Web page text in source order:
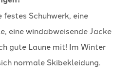
Schuhwerk, eine
eine windabweisende Jacke
gute Laune mit! Im Winter
normale Skibekleidung.